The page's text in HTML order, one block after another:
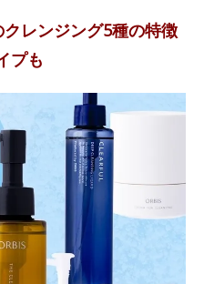
レンジング5種の特徴
プも